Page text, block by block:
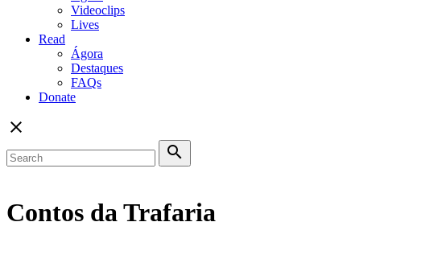
Videoclips
Lives
Read
Ágora
Destaques
FAQs
Donate
close
search
Contos da Trafaria